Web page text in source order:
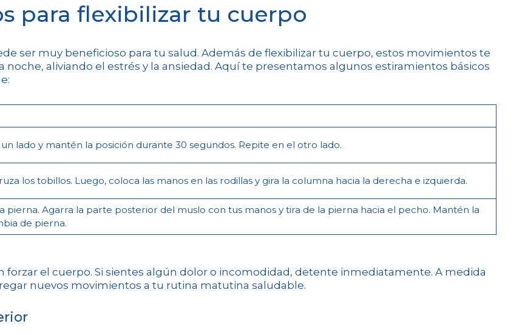
para flexibilizar tu cuerpo
ser muy beneficioso para tu salud. Además de flexibilizar tu cuerpo, estos movimientos te
aliviando el estrés y la ansiedad. Aquí te presentamos algunos estiramientos básicos
lado y mantén la posición durante 30 segundos. Repite en el otro lado.
los tobillos. Luego, coloca las manos en las rodillas y gira la columna hacia la derecha e izquierda.
pierna. Agarra la parte posterior del muslo con tus manos y tira de la pierna hacia el pecho. Mantén la
de pierna.
forzar el cuerpo. Si sientes algún dolor o incomodidad, detente inmediatamente. A medida
nuevos movimientos a tu rutina matutina saludable.